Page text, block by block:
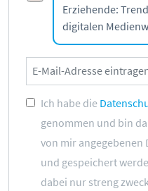
Erziehende:
digitalen
Ich habe die
genommen und bin
von mir
und gespeichert
dabei nur streng